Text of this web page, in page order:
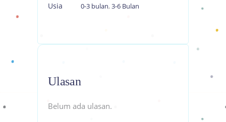
Usia 0-3 bulan, 3-6 Bulan
Ulasan
Belum ada ulasan.